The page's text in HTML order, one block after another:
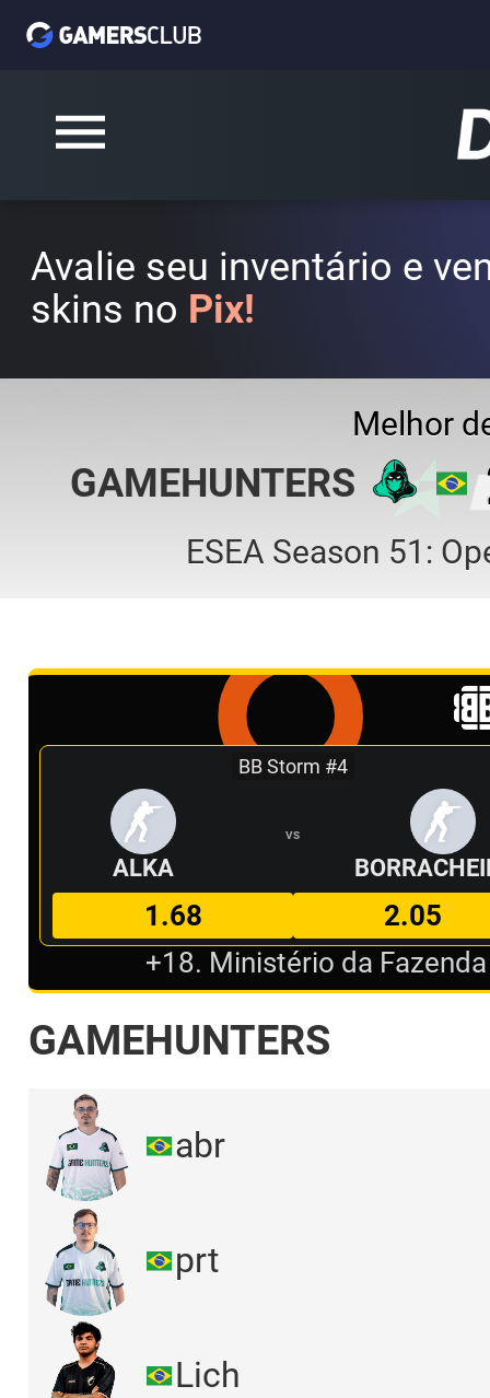
Avalie seu inventário e
skins no Pix!
Melhor
GAMEHUNTERS
ESEA Season 51:
BB Storm #4
ALKA
VS
1.68
2.05
+18. Ministério da
GAMEHUNTERS
abr
prt
Lich